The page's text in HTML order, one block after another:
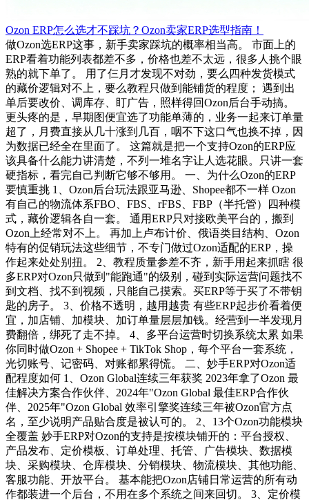
Ozon ERP怎么选才不踩坑？Ozon卖家ERP选型指南！
做Ozon选ERP这事，新手卖家踩坑的概率相当高。 市面上的
ERP看着功能列表都差不多，价格也差不太远，很多人挑个眼
熟的就下单了。 用了仨月才发现不对劲，要么四种发货模式
的藏价逻辑对不上，要么教程只做到能铺货的程度； 遇到出
单后要改价、调库存、盯广告，照样得回Ozon后台手动搞。
更头疼的是，早期图便宜选了功能单薄的，业务一起来订单量
超了，月费直接从几十涨到几百，咽不下这口气也换不掉，因
为数据已经全在里面了。 这篇就是把一个支持Ozon的ERP应
该具备什么能力讲清楚，不列一堆名字让人选花眼。只讲一套
硬指标，看完自己判断它够不够用。 一、为什么Ozon的ERP
要慎重挑 1、Ozon后台玩法跟亚马逊、Shopee都不一样 Ozon
有自己的物流体系FBO、FBS、rFBS、FBP（半托管）四种模
式，藏价逻辑各自一套。 通用ERP只对接欧美平台的，搬到
Ozon上经常对不上。 再加上卢布计价、俄语类目结构、Ozon
特有的促销玩法这些细节，不专门做过Ozon适配的ERP，操
作起来处处别扭。 2、教程质量参差不齐，新手用起来抓瞎 很
多ERP对Ozon只做到"能跑通"的级别，碰到实际运营问题找不
到文档、找不到视频，只能自己摸索。买ERP等于买了不带钥
匙的房子。 3、价格不透明，越用越贵 有些ERP起步价看着便
宜，加店铺、加模块、加订单量层层加钱。经营到一半发现月
费翻倍，绑死了走不掉。 4、多平台运营时切换系统太累 如果
你同时做Ozon + Shopee + TikTok Shop，每个平台一套系统，
光切账号、记密码、对账都累得慌。 二、妙手ERP对Ozon适
配程度如何 1、Ozon Global连续三年获奖 2023年拿了Ozon 最
佳解决方案合作伙伴、2024年"Ozon Global 最佳ERP合作伙
伴、2025年"Ozon Global 效率引擎奖连续三年被Ozon官方点
名，至少说明产品贴合度是被认可的。 2、13个Ozon功能模块
全覆盖 妙手ERP对Ozon的支持是按模块铺开的：平台授权、
产品发布、定价模板、订单处理、托管、广告模块、数据模
块、采购模块、仓库模块、分销模块、物流模块、其他功能、
客服功能、开放平台。 基本能把Ozon店铺日常运营的所有动
作都装进一个后台，不用在多个系统之间来回切。 3、定价模